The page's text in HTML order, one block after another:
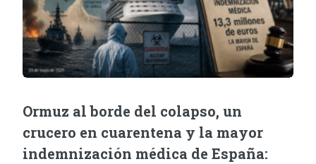
Ormuz al borde del colapso, un
crucero en cuarentena y la mayor
indemnización médica de España: